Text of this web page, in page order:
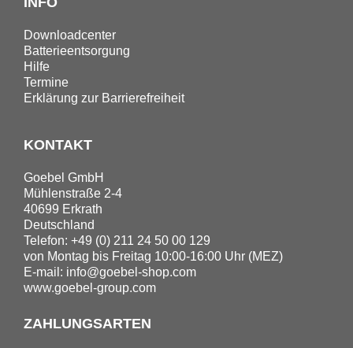
Downloadcenter
Batterieentsorgung
Hilfe
Termine
Erklärung zur Barrierefreiheit
KONTAKT
Goebel GmbH
Mühlenstraße 2-4
40699 Erkrath
Deutschland
Telefon: +49 (0) 211 24 50 00 129
von Montag bis Freitag 10:00-16:00 Uhr (MEZ)
E-mail: info@goebel-shop.com
www.goebel-group.com
ZAHLUNGSARTEN